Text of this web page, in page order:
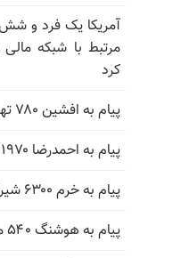
آمریکا یک فرد و
مرتبط با شبکه مالی
کرد
پیام به افشین ۷۸۰ تهران
پیام به احمدرضا ۱۹۷۰ اصفهان
پیام به خرم ۶۳۰۰ شیراز
پیام به هوشنگ ۵۴۰ مشهد